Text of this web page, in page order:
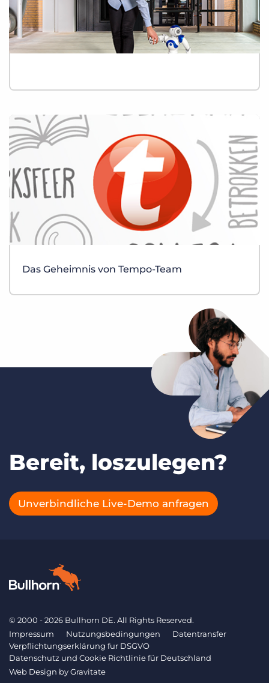
Das Geheimnis von Tempo-Team
Bereit, loszulegen?
Unverbindliche Live-Demo anfragen
© 2000 - 2026 Bullhorn DE. All Rights Reserved.
Impressum
Nutzungsbedingungen
Datentransfer
Verpflichtungserklärung fur DSGVO
Datenschutz und Cookie Richtlinie für Deutschland
Web Design byGravitate